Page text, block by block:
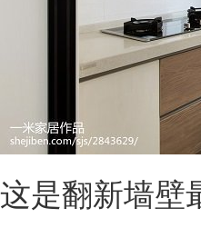
这是翻新墙壁